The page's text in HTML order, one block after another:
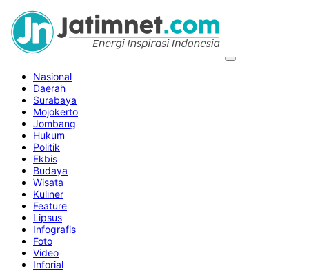
Nasional
Daerah
Surabaya
Mojokerto
Jombang
Hukum
Politik
Ekbis
Budaya
Wisata
Kuliner
Feature
Lipsus
Infografis
Foto
Video
Inforial